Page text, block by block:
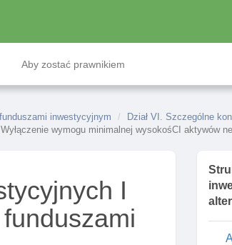
Aby zostać prawnikiem
inwestycyjnym
Dział VI. Szczególne
wymogu minimalnej wysokośCI aktywów
I